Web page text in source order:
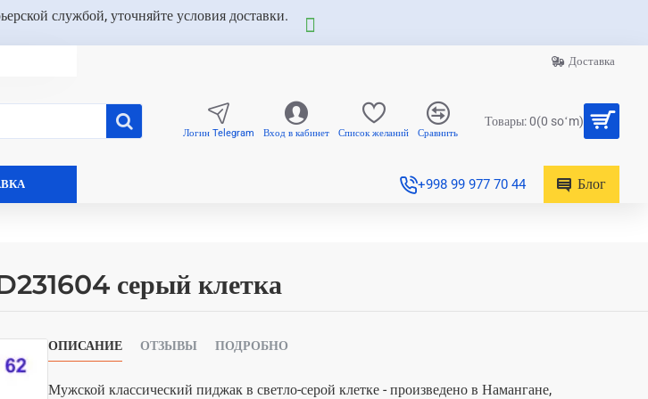
службой, уточняйте условия доставки.
Доставка
Логин Telegram Вход в кабинет Список желаний Сравнить
Товары: 0(0 soʻm)
+998 99 977 70 44 Блог
серый клетка
ОПИСАНИЕ ОТЗЫВЫ ПОДРОБНО
Мужской классический пиджак в светло-серой клетке - произведено в Намангане,